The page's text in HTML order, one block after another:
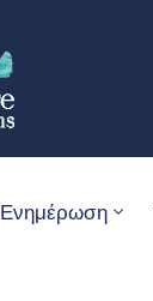
Ενημέρωση